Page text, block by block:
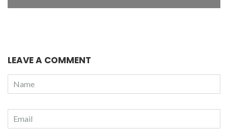
LEAVE A COMMENT